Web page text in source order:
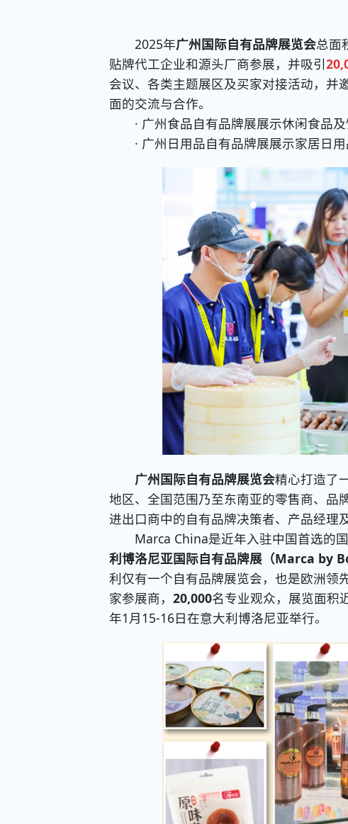
2025年广州国际自有品牌展览会总面
贴牌代工企业和源头厂商参展，并吸引
会议、各类主题展区及买家对接活动，并
面的交流与合作。
· 广州食品自有品牌展展示休闲食品及
· 广州日用品自有品牌展展示家居日用
广州国际自有品牌展览会精心打造了
地区、全国范围乃至东南亚的零售商、品
进出口商中的自有品牌决策者、产品经理
Marca China是近年入驻中国首选的
利博洛尼亚国际自有品牌展（Marca by
利仅有一个自有品牌展览会，也是欧洲领
家参展商， 20,000名专业观众，展览面积
年1月15-16日在意大利博洛尼亚举行。